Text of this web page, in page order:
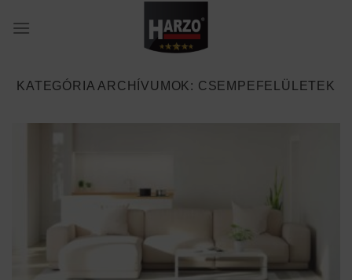
KATEGÓRIA ARCHÍVUMOK: CSEMPEFELÜLETEK